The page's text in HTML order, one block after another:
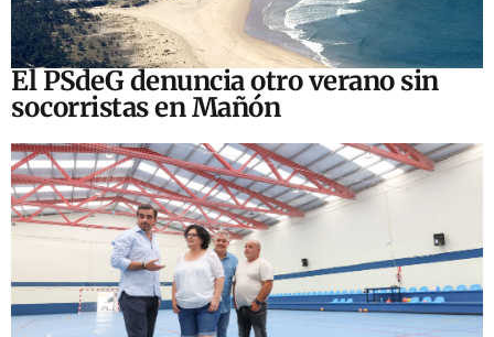
El PSdeG denuncia otro verano sin
socorristas en Mañón